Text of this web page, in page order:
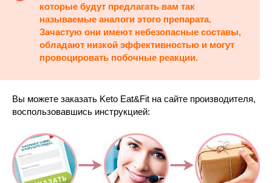
которые будут предлагать вам так
называемые аналоги этого препарата.
Зачастую они имеют небезопасные составы,
обладают низкой эффективностью и могут
провоцировать побочные реакции.
Вы можете заказать Keto Eat&Fit на сайте производителя,
воспользовавшись инструкцией: